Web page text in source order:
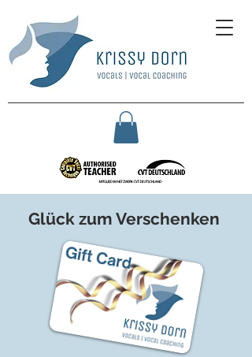
Glück zum Verschenken